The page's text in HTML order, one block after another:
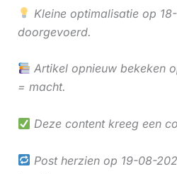
Kleine optimalisatie op
doorgevoerd.
Artikel opnieuw bekeken
= macht.
Deze content kreeg een
Post herzien op 19-08-